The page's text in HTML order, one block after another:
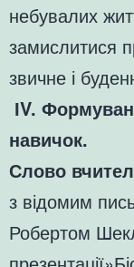
небувалих
замислитися
звичне і
ІV.
навичок.
Слово
з відомим
Робертом